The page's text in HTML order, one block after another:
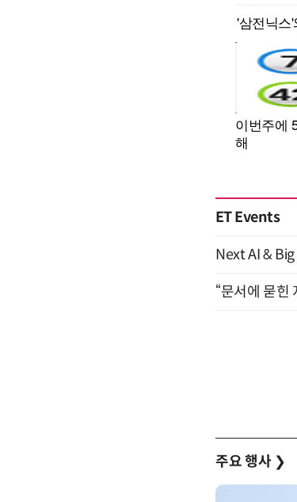
ET Events
Next AI &
“문서에 묻힌
주요 행사 ❯